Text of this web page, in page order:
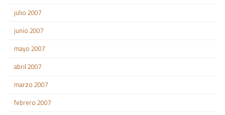
julio 2007
junio 2007
mayo 2007
abril 2007
marzo 2007
febrero 2007